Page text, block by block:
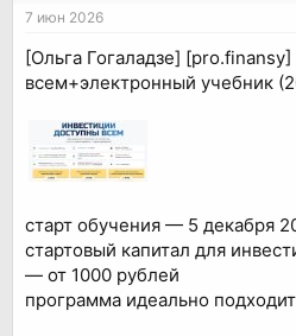
7 июн 2026
[Ольга Гогаладзе]
всем+электронный учебник
старт обучения — 5 декабря
стартовый капитал для
— от 1000 рублей
программа идеально